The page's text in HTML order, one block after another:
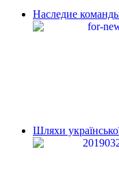
Наследие
Шляхи